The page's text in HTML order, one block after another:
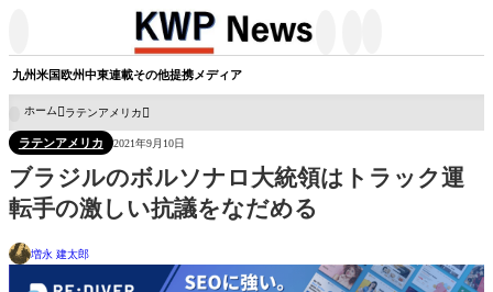
九州米国欧州中東連載その他提携メディア
ホーム ラテンアメリカ
ラテンアメリカ 2021年9月10日
ブラジルのボルソナロ大統領はトラック運
転手の激しい抗議をなだめる
増永 建太郎